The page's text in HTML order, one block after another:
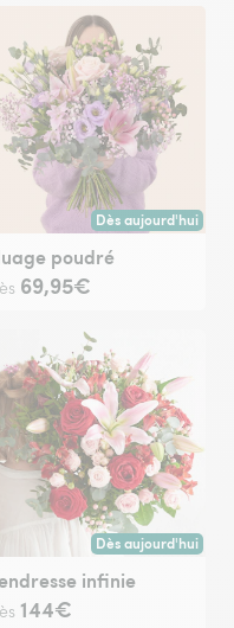
(pour toute commande passée
Dès aujourd'hui
Livraison dès
poudré
69,95€
(pour toute commande passée
Dès aujourd'hui
Livraison dès
infinie
144€